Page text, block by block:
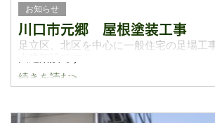
お知らせ
川口市元郷 屋根塗装工事
足立区、北区を中心に一般住宅の足場工
足場から塗装工事まで一式で請負いさせ
下部の写真は屋根の洗浄から塗りまで全
続きを読む>